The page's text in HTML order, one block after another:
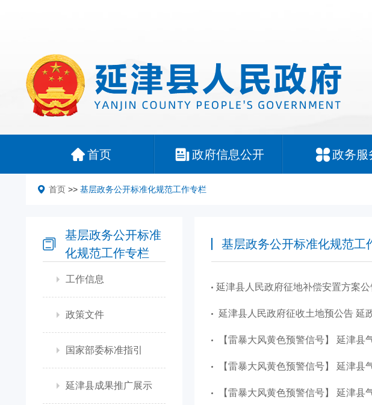
首页 政府信息公开 政务服
首页 >> 基层政务公开标准化规范工作专栏
基层政务公开标准
化规范工作专栏
工作信息
政策文件
国家部委标准指引
延津县成果推广展示
基层政务公开标准化规范工
延津县人民政府征地补偿安置方案
延津县人民政府征收土地预公告 延
【雷暴大风黄色预警信号】 延津
【雷暴大风黄色预警信号】 延津
【雷暴大风黄色预警信号】 延津县